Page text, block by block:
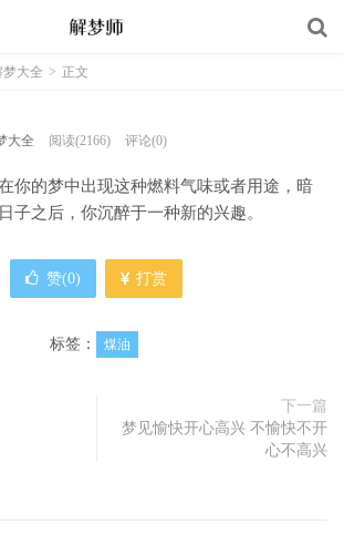
梦大全 > 正文
大全 阅读(2166) 评论(0)
你的梦中出现这种燃料气味或者用途，暗
子之后，你沉醉于一种新的兴趣。
赞(0) 打赏
标签： 煤油
下一篇
梦见愉快开心高兴 不愉快不开
心不高兴